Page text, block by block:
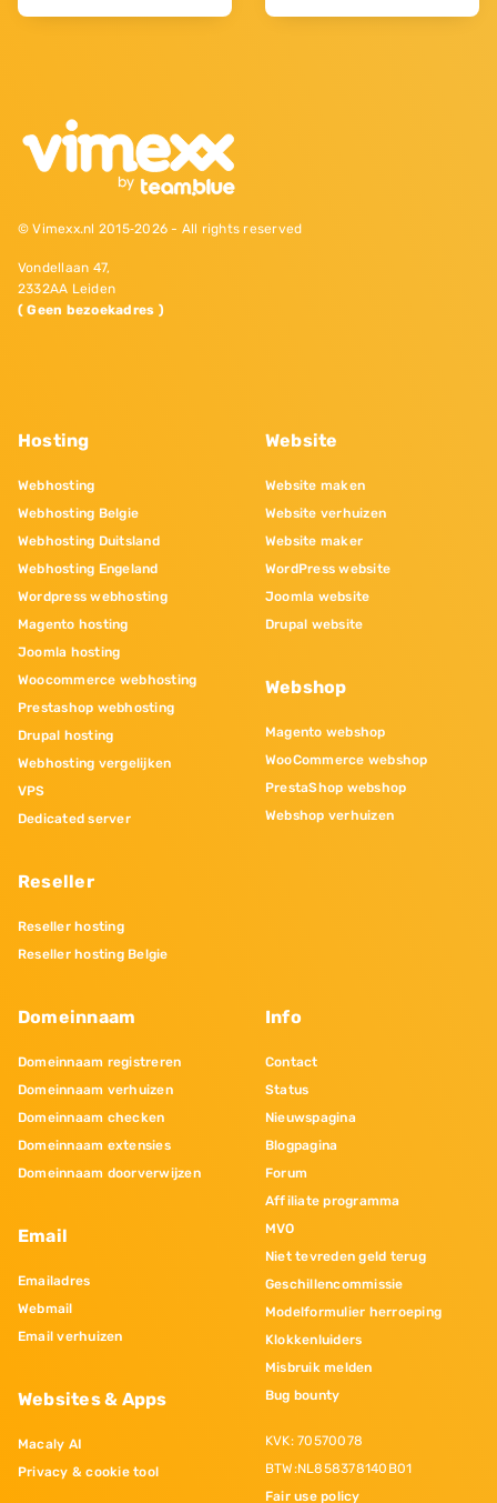
© Vimexx.nl 2015‐2026 - All rights reserved
Vondellaan 47,
2332AA Leiden
( Geen bezoekadres )
Hosting
Webhosting
Webhosting Belgie
Webhosting Duitsland
Webhosting Engeland
Wordpress webhosting
Magento hosting
Joomla hosting
Woocommerce webhosting
Prestashop webhosting
Drupal hosting
Webhosting vergelijken
VPS
Dedicated server
Reseller
Reseller hosting
Reseller hosting Belgie
Website
Website maken
Website verhuizen
Website maker
WordPress website
Joomla website
Drupal website
Webshop
Magento webshop
WooCommerce webshop
PrestaShop webshop
Webshop verhuizen
Domeinnaam
Domeinnaam registreren
Domeinnaam verhuizen
Domeinnaam checken
Domeinnaam extensies
Domeinnaam doorverwijzen
Email
Emailadres
Webmail
Email verhuizen
Websites & Apps
Macaly AI
Privacy & cookie tool
Info
Contact
Status
Nieuwspagina
Blogpagina
Forum
Affiliate programma
MVO
Niet tevreden geld terug
Geschillencommissie
Modelformulier herroeping
Klokkenluiders
Misbruik melden
Bug bounty
KVK: 70570078
BTW:NL858378140B01
Fair use policy